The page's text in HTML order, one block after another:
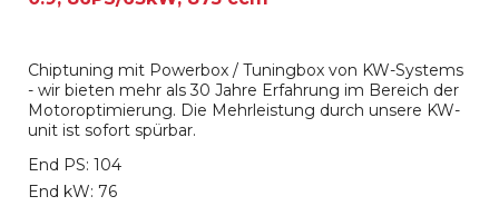
Chiptuning mit Powerbox / Tuningbox von KW-Systems
- wir bieten mehr als 30 Jahre Erfahrung im Bereich der
Motoroptimierung. Die Mehrleistung durch unsere KW-
unit ist sofort spürbar.
End PS: 104
End kW: 76